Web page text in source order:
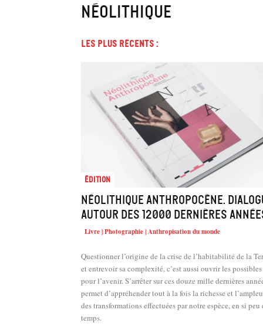
Néolithique
Les plus récents :
Édition
Néolithique Anthropocène.
autour des 12000 dernières
Livre | Photographie | Anthropisation du monde
Questionner l’origine de la crise de l’habitabilité de la
et entrevoir sa complexité, c’est aussi ouvrir les possibles
pour l’avenir. S’arrêter sur ces douze mille dernières
permet d’appréhender tout à la fois la richesse et
des transformations effectuées par notre espèce, en si peu
temps.